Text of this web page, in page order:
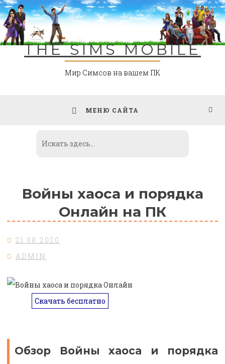
Skip
to
content
THE SIMS MOBILE
Мир Симсов на вашем ПК
МЕНЮ САЙТА
Войны хаоса и порядка
Онлайн на ПК
21.08.2020
ADMIN
Скачать бесплатно
Обзор Войны хаоса и порядка